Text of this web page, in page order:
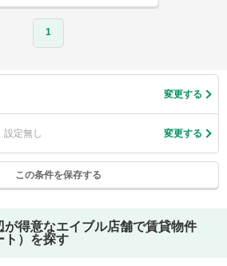
1
変更する
設定無し 変更する
この条件を保存する
が得意なエイブル店舗で賃貸物件
ト）を探す